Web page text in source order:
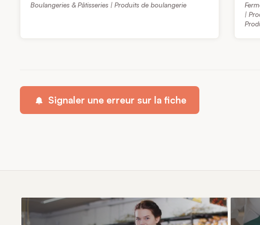
Boulangeries & Pâtisseries | Produits de boulangerie
|
Signaler une erreur sur la fiche